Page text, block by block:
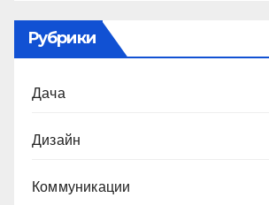
Рубрики
Дача
Дизайн
Коммуникации